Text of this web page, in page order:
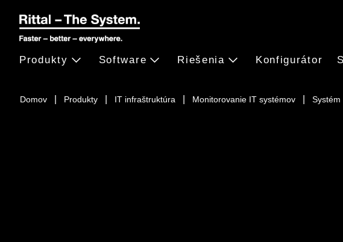
Domov Produkty IT infraštruktúra Monitorovanie IT systémov Systém
Produkty Software Riešenia Konfigurátor